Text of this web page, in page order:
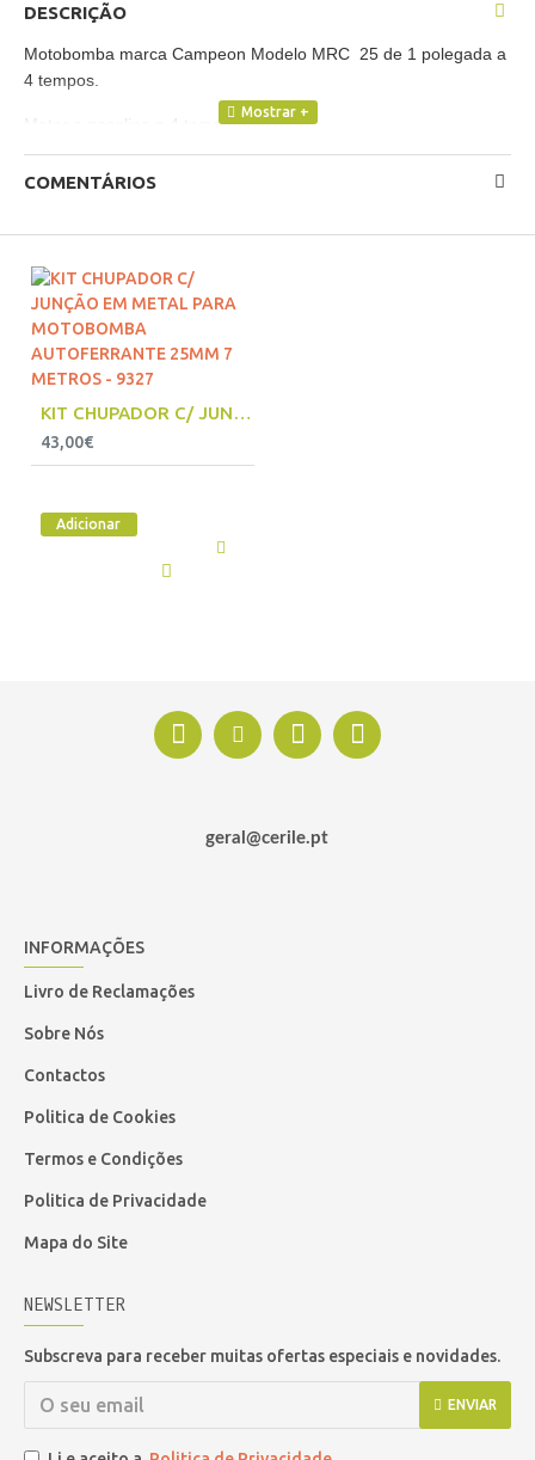
DESCRIÇÃO
Motobomba marca Campeon Modelo MRC 25 de 1 polegada a
4 tempos.
Motor a gasolina a 4 tempos
Cilindrada de 80cc / potência de 1.7cv
Altura de elevação até 36 metros
Peso: 13 Kg
Garantia de 3 anos
COMENTÁRIOS
KIT CHUPADOR C/ JUNÇÃO EM METAL PARA MOTOBOMBA AUTOFERRANTE 25MM 7 METROS - 9327
43,00€
Adicionar
geral@cerile.pt
INFORMAÇÕES
Livro de Reclamações
Sobre Nós
Contactos
Politica de Cookies
Termos e Condições
Politica de Privacidade
Mapa do Site
NEWSLETTER
Subscreva para receber muitas ofertas especiais e novidades.
ENVIAR